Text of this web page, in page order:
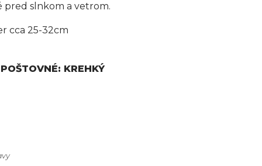
pred slnkom a vetrom.
cca 25-32cm
KREHKÝ